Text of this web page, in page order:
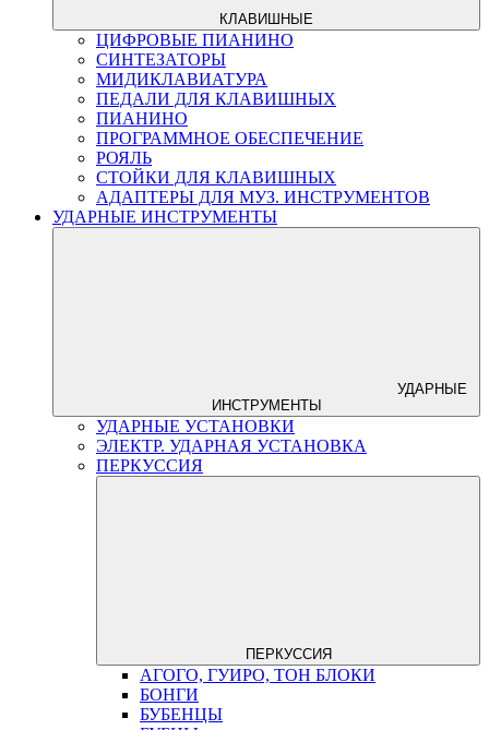
КЛАВИШНЫЕ
ЦИФРОВЫЕ ПИАНИНО
СИНТЕЗАТОРЫ
МИДИКЛАВИАТУРА
ПЕДАЛИ ДЛЯ КЛАВИШНЫХ
ПИАНИНО
ПРОГРАММНОЕ ОБЕСПЕЧЕНИЕ
РОЯЛЬ
СТОЙКИ ДЛЯ КЛАВИШНЫХ
АДАПТЕРЫ ДЛЯ МУЗ. ИНСТРУМЕНТОВ
УДАРНЫЕ ИНСТРУМЕНТЫ
УДАРНЫЕ
ИНСТРУМЕНТЫ
УДАРНЫЕ УСТАНОВКИ
ЭЛЕКТР. УДАРНАЯ УСТАНОВКА
ПЕРКУССИЯ
ПЕРКУССИЯ
АГОГО, ГУИРО, ТОН БЛОКИ
БОНГИ
БУБЕНЦЫ